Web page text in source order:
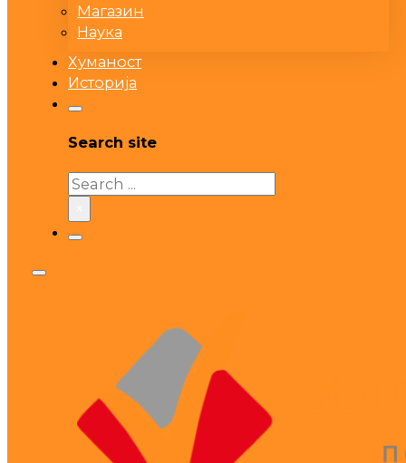
Магазин
Наука
Хуманост
Историја
Search site
Search